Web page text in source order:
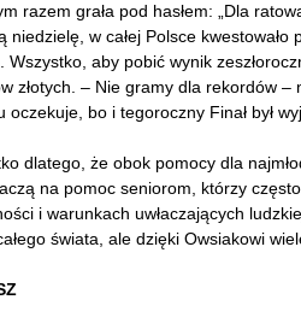
razem grała pod hasłem: „Dla
niedzielę, w całej Polsce
Wszystko, aby pobić wynik
złotych. – Nie gramy dla rekordów
oczekuje, bo i tegoroczny Finał był
dlatego, że obok pomocy dla
na pomoc seniorom, którzy
i warunkach uwłaczających
świata, ale dzięki Owsiakowi